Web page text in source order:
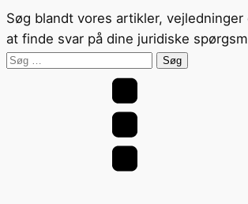
Søg blandt vores artikler,
at finde svar på dine juridiske
Søg